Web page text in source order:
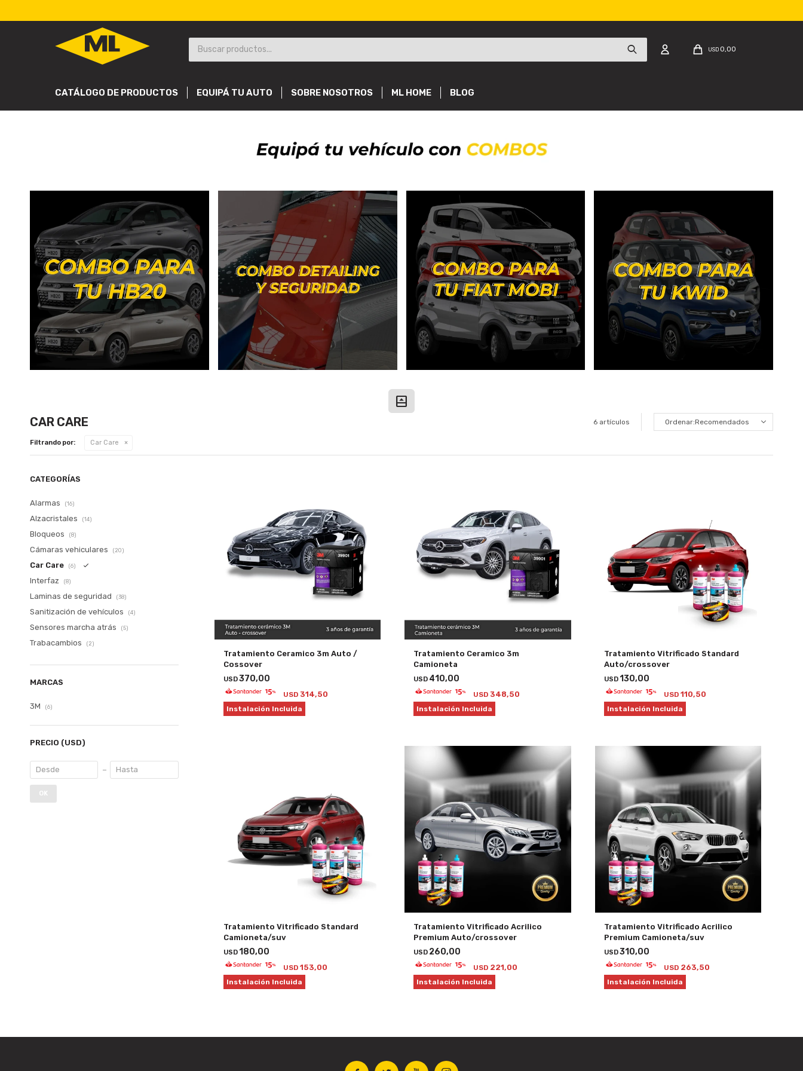
CATÁLOGO DE PRODUCTOS EQUIPÁ TU AUTO SOBRE NOSOTROS ML HOME BLOG
USD 0,00
CAR CARE 6 artículos Recomendados
Filtrando por: Car Care
Tratamiento Ceramico 3m Auto /
Cossover
USD370,00
USD 314,50
Instalación Incluida
Tratamiento Ceramico 3m
Camioneta
USD 410,00
USD 348,50
Instalación Incluida
Tratamiento Vitrificado Standard
Auto/crossover
USD130,00
USD 110,50
Instalación Incluida
Tratamiento Vitrificado Standard
Camioneta/suv
USD180,00
USD 153,00
Instalación Incluida
Tratamiento Vitrificado Acrilico
Premium Auto/crossover
USD 260,00
USD 221,00
Instalación Incluida
Tratamiento Vitrificado Acrilico
Premium Camioneta/suv
USD310,00
USD 263,50
Instalación Incluida
CATEGORÍAS
Alarmas (16)
Alzacristales (14)
Bloqueos (8)
Cámaras vehiculares (20)
Car Care (6)
Interfaz (8)
Laminas de seguridad (38)
Sanitización de vehículos (4)
Sensores marcha atrás (5)
Trabacambios (2)
MARCAS
3M (6)
PRECIO (USD)
OK